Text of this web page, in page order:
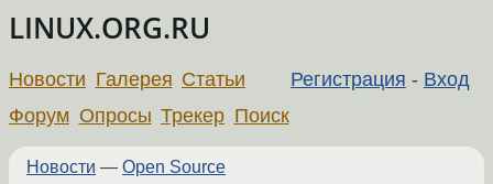
LINUX.ORG.RU
Регистрация - Вход
Новости Галерея Статьи
Форум Опросы Трекер Поиск
Новости — Open Source